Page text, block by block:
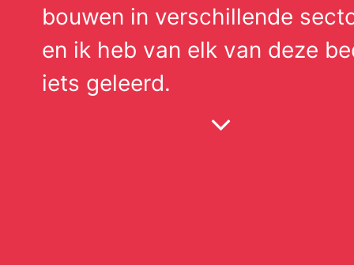
bouwen in verschillende
en ik heb van elk van deze
iets geleerd.